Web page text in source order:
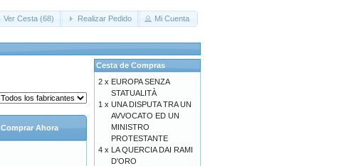
Ver Cesta (68) Realizar Pedido Mi Cuenta
Comprar Ahora
Cesta de Compras
2 x EUROPA SENZA
STATUALITÀ
1 x UNA DISPUTA TRA UN
AVVOCATO ED UN
MINISTRO
PROTESTANTE
4 x LA QUERCIA DAI RAMI
D'ORO